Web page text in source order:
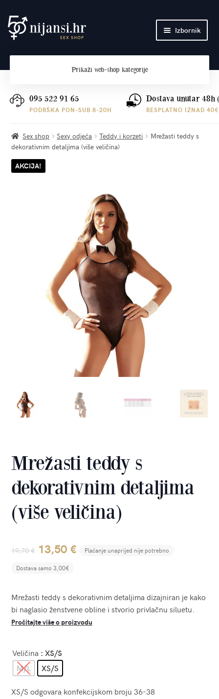
Preskoči
na
Skoči
do
Izbornik
Plaćanje i dostava
Prikaži web-shop kategorije
095 522 91 65
PODRŠKA PON-SUB 8-20H
Dostava unutar 48h
BESPLATNO IZNAD 40€
Sex shop Sexy odjeća Teddy i korzeti
Mrežasti teddy s
dekorativnim detaljima (više veličina)
AKCIJA!
Mrežasti teddy s
dekorativnim detaljima
(više veličina)
19,70€ Original
price
19,70 €.
13,50 €Current
13,50 €.
Plaćanje unaprijed nije potrebno
Dostava samo 3,00€
Mrežasti teddy s dekorativnim detaljima dizajniran je kako
bi naglasio ženstvene obline i stvorio privlačnu siluetu.
Pročitajte više o proizvodu
Veličina : XS/S
M/L
XS/S
XS/S odgovara konfekcijskom broju 36-38